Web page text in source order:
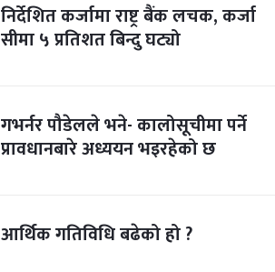
निर्देशित कर्जामा राष्ट्र बैंक लचक, कर्जा
सीमा ५ प्रतिशत बिन्दु घट्यो
गभर्नर पौडेलले भने- कालोसूचीमा पर्ने
प्रावधानबारे अध्ययन भइरहेको छ
आर्थिक गतिविधि बढेको हो ?